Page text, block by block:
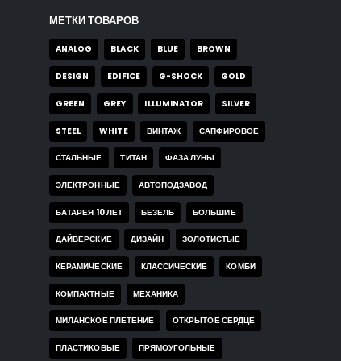
МЕТКИ ТОВАРОВ
ANALOG BLACK BLUE BROWN
DESIGN EDIFICE G-SHOCK GOLD
GREEN GREY ILLUMINATOR SILVER
STEEL WHITE ВИНТАЖ САПФИРОВОЕ
СТАЛЬНЫЕ ТИТАН ФАЗА ЛУНЫ
ЭЛЕКТРОННЫЕ АВТОПОДЗАВОД
БАТАРЕЯ 10 ЛЕТ БЕЗЕЛЬ БОЛЬШИЕ
ДАЙВЕРСКИЕ ДИЗАЙН ЗОЛОТИСТЫЕ
КЕРАМИЧЕСКИЕ КЛАССИЧЕСКИЕ КОМБИ
КОМПАКТНЫЕ МЕХАНИКА
МИЛАНСКОЕ ПЛЕТЕНИЕ ОТКРЫТОЕ СЕРДЦЕ
ПЛАСТИКОВЫЕ ПРЯМОУГОЛЬНЫЕ